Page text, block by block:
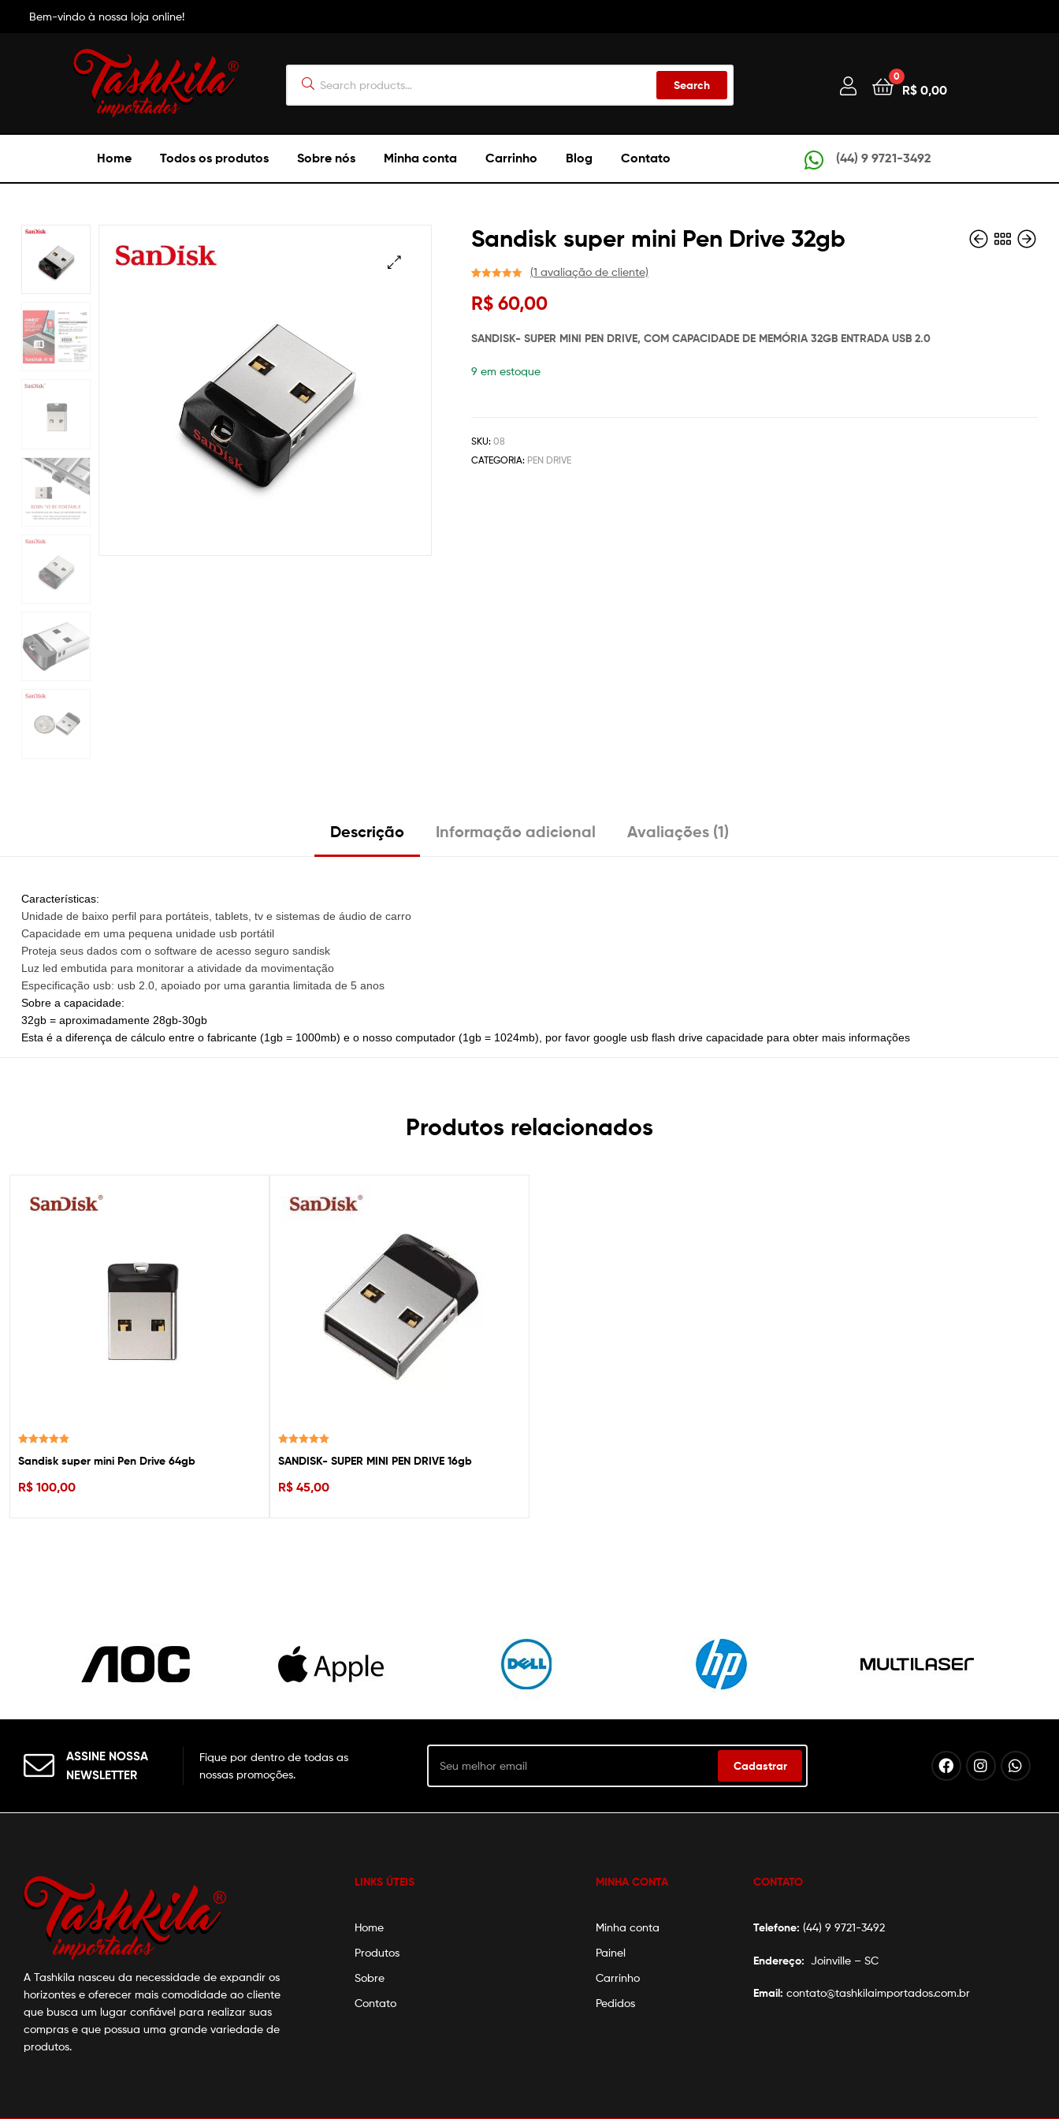
Bem-vindo à nossa loja online!
Tashkila
Importados
Search
0
R$0,00
Home Todos os produtos Sobre nós Minha conta Carrinho Blog Contato (44) 9 9721-3492
Sandisk super mini Pen Drive 32gb
como 5.00
(1 avaliação de cliente)
R$60,00
SANDISK- SUPER MINI PEN DRIVE, COM CAPACIDADE DE MEMÓRIA 32GB ENTRADA USB 2.0
9 em estoque
SKU: 08
CATEGORIA: PEN DRIVE
Descrição Informação adicional Avaliações (1)
Características:
Unidade de baixo perfil para portáteis, tablets, tv e sistemas de áudio de carro
Capacidade em uma pequena unidade usb portátil
Proteja seus dados com o software de acesso seguro sandisk
Luz led embutida para monitorar a atividade da movimentação
Especificação usb: usb 2.0, apoiado por uma garantia limitada de 5 anos
Sobre a capacidade:
32gb = aproximadamente 28gb-30gb
Esta é a diferença de cálculo entre o fabricante (1gb = 1000mb) e o nosso computador (1gb = 1024mb), por favor google usb flash drive capacidade para obter mais informações
Produtos relacionados
5.00de 5
Sandisk super mini Pen Drive 64gb
R$ 100,00
5.00 de 5
SANDISK- SUPER MINI PEN DRIVE 16gb
R$ 45,00
ASSINE NOSSA
NEWSLETTER
Fique por dentro de todas as
nossas promoções.
Cadastrar
A Tashkila nasceu da necessidade de expandir os
horizontes e oferecer mais comodidade ao cliente
que busca um lugar confiável para realizar suas
compras e que possua uma grande variedade de
produtos.
LINKS ÚTEIS
Home
Produtos
Sobre
Contato
MINHA CONTA
Minha conta
Painel
Carrinho
Pedidos
CONTATO
Telefone: (44) 9 9721-3492
Endereço: Joinville – SC
Email: contato@tashkilaimportados.com.br